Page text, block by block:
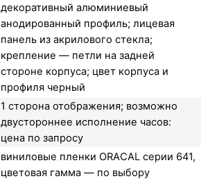
декоративный алюминиевый
анодированный профиль; лицевая
панель из акрилового стекла;
крепление — петли на задней
стороне корпуса; цвет корпуса и
профиля черный
1 сторона отображения; возможно
двустороннее исполнение часов:
цена по запросу
виниловые пленки ORACAL серии 641,
цветовая гамма — по выбору